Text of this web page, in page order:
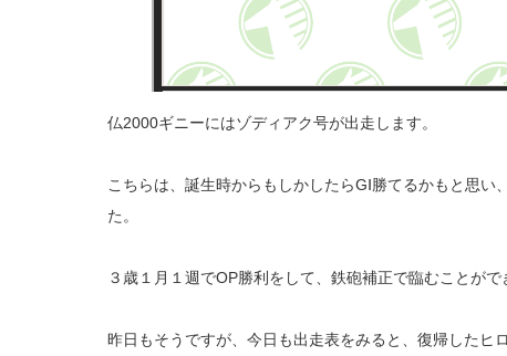
仏2000ギニーにはゾディアク号が出走します。
こちらは、誕生時からもしかしたらGⅠ勝てるかもと思
た。
３歳１月１週でOP勝利をして、鉄砲補正で臨むことがで
昨日もそうですが、今日も出走表をみると、復帰したヒ